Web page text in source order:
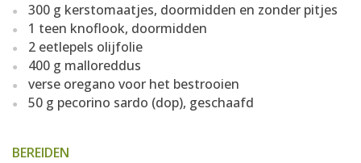
300 g kerstomaatjes, doormidden en zonder pitjes
1 teen knoflook, doormidden
2 eetlepels olijfolie
400 g malloreddus
verse oregano voor het bestrooien
50 g pecorino sardo (dop), geschaafd
BEREIDEN